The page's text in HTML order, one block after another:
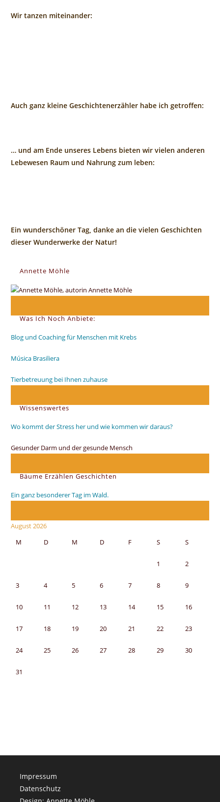
Wir tanzen miteinander:
Auch ganz kleine Geschichtenerzähler habe ich getroffen:
… und am Ende unseres Lebens bieten wir vielen anderen
Lebewesen Raum und Nahrung zum leben:
Ein wunderschöner Tag, danke an die vielen Geschichten
dieser Wunderwerke der Natur!
Annette Möhle
Was Ich Noch Anbiete:
Blog und Coaching für Menschen mit Krebs
Música Brasiliera
Tierbetreuung bei Ihnen zuhause
Wissenswertes
Wo kommt der Stress her und wie kommen wir daraus?
Gesunder Darm und der gesunde Mensch
Bäume Erzählen Geschichten
Ein ganz besonderer Tag im Wald.
August 2026
M
D M D F S S
1 2
3 4 5 6 7 8 9
10 11 12 13 14 15 16
17 18 19 20 21 22 23
24 25 26 27 28 29 30
31
Impressum
Datenschutz